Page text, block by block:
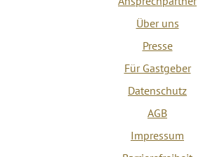
Über uns
Presse
Für Gastgeber
Datenschutz
AGB
Impressum